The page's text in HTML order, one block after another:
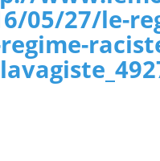
05/27/le-